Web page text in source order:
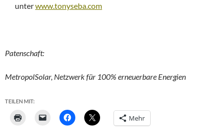
unterwww.tonyseba.com
Patenschaft:
MetropolSolar, Netzwerk für 100% erneuerbare Energien
TEILEN MIT:
Mehr